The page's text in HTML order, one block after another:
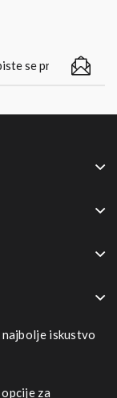
iskustvo
za